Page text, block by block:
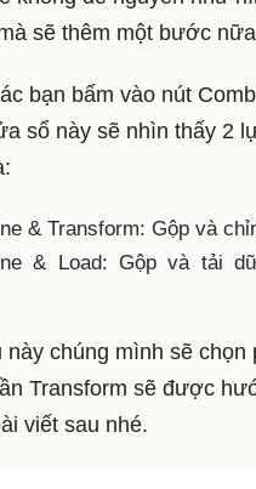
sẽ thêm một bước
bạn bấm vào nút
sổ này sẽ nhìn thấy 2
& Transform: Gộp và
& Load: Gộp và tải
này chúng mình sẽ chọn
Transform sẽ được
viết sau nhé.